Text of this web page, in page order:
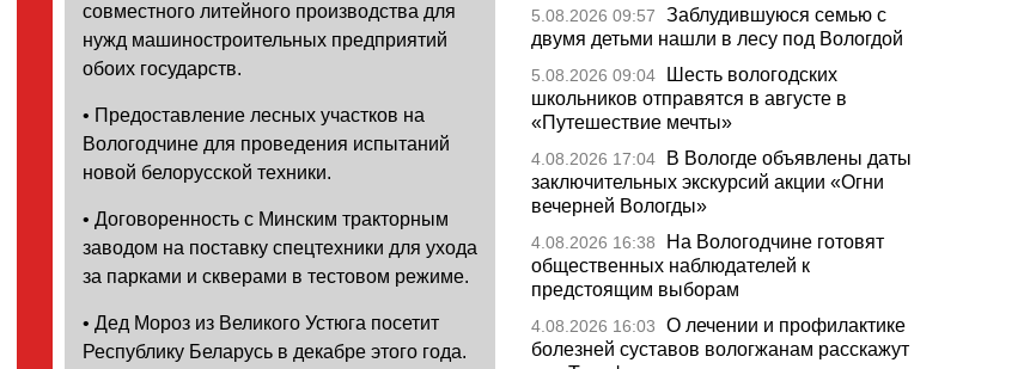
совместного литейного производства для
нужд машиностроительных предприятий
обоих государств.
• Предоставление лесных участков на
Вологодчине для проведения испытаний
новой белорусской техники.
• Договоренность с Минским тракторным
заводом на поставку спецтехники для ухода
за парками и скверами в тестовом режиме.
• Дед Мороз из Великого Устюга посетит
Республику Беларусь в декабре этого года.
5.08.2026 09:57
Заблудившуюся семью с
двумя детьми нашли в лесу под Вологдой
5.08.2026 09:04
Шесть вологодских
школьников отправятся в августе в
«Путешествие мечты»
4.08.2026 17:04
В Вологде объявлены даты
заключительных экскурсий акции «Огни
вечерней Вологды»
4.08.2026 16:38
На Вологодчине готовят
общественных наблюдателей к
предстоящим выборам
4.08.2026 16:03
О лечении и профилактике
болезней суставов вологжанам расскажут